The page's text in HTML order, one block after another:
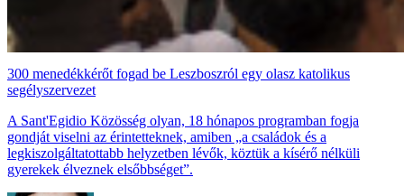
300 menedékkérőt fogad be Leszboszról egy olasz katolikus
segélyszervezet
A Sant'Egidio Közösség olyan, 18 hónapos programban fogja
gondját viselni az érintetteknek, amiben „a családok és a
legkiszolgáltatottabb helyzetben lévők, köztük a kísérő nélküli
gyerekek élveznek elsőbbséget”.